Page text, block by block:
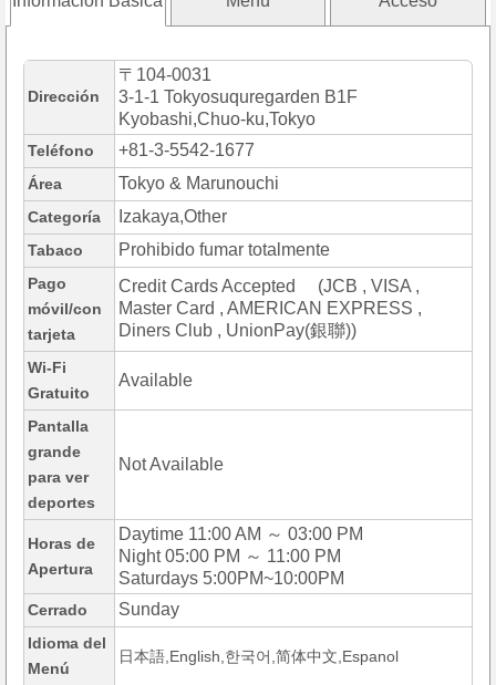
Dirección
〒104-0031
3-1-1 Tokyosuquregarden B1F
Kyobashi,Chuo-ku,Tokyo
Teléfono +81-3-5542-1677
Área Tokyo & Marunouchi
Categoría Izakaya,Other
Tabaco Prohibido fumar totalmente
Pago
móvil/con
tarjeta
Credit Cards Accepted (JCB , VISA ,
Master Card , AMERICAN EXPRESS ,
Diners Club , UnionPay(銀聯))
Wi-Fi
Gratuito
Available
Pantalla
grande
para ver
deportes
Not Available
Horas de
Apertura
Daytime 11:00 AM ～ 03:00 PM
Night 05:00 PM ～ 11:00 PM
Saturdays 5:00PM~10:00PM
Cerrado Sunday
Idioma del
Menú
日本語,English,한국어,简体中文,Espanol